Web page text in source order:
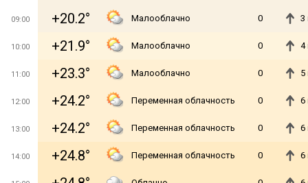
09:00 +20.2° Малооблачно 0 3
10:00 +21.9° Малооблачно 0 4
11:00 +23.3° Малооблачно 0 5
12:00 +24.2° Переменная облачность 0 6
13:00 +24.2° Переменная облачность 0 6
14:00 +24.8° Переменная облачность 0 6